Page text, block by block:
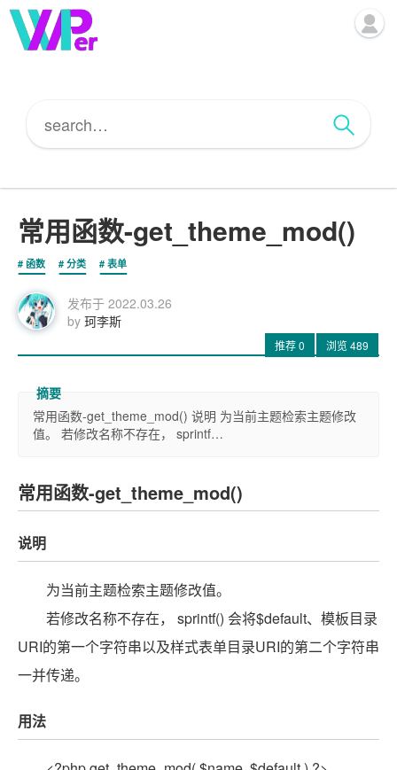
常用函数-get_theme_mod()
函数 分类 表单
发布于 2022.03.26
by 珂李斯
推荐0 浏览489
常用函数-get_theme_mod() 说明 为当前主题检索主题修改
值。 若修改名称不存在， sprintf…
常用函数-get_theme_mod()
说明
为当前主题检索主题修改值。
若修改名称不存在， sprintf() 会将$default、模板目录
URI的第一个字符串以及样式表单目录URI的第二个字符串
一并传递。
用法